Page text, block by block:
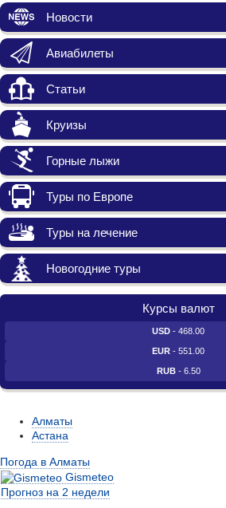
Новости
Авиабилеты
Статьи
Круизы
Горные лыжи
Туры по Европе
Туры на лечение
Новогодние туры
Курсы валют
USD - 468.00
EUR - 551.00
RUB- 6.50
Алматы
Астана
Погода в Алматы
Gismeteo
Прогноз на 2 недели